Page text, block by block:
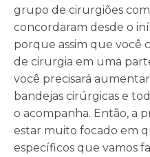
grupo de cirurgiões
concordaram desde o
porque assim que você
de cirurgia em uma
você precisará
bandejas cirúrgicas e
o acompanha. Então, a
estar muito focado em
específicos que vamos